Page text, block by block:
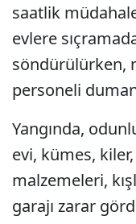
saatlik
evlere
söndürülürken,
personeli
Yangında,
evi, kümes,
malzemeleri,
garajı zarar